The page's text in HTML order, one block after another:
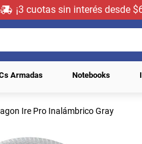
¡3 cuotas sin interés desde
Armadas Notebooks
Ire Pro Inalámbrico Gray